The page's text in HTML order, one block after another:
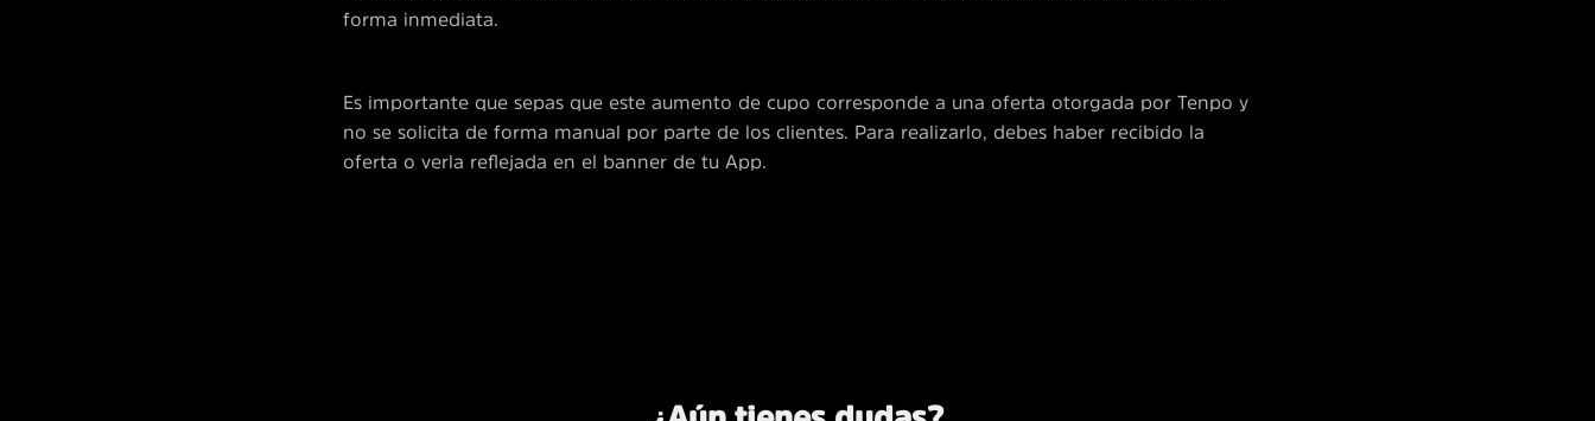
forma inmediata.
Es importante que sepas que este aumento de cupo corresponde a una oferta otorgada por Tenpo y
no se solicita de forma manual por parte de los clientes. Para realizarlo, debes haber recibido la
oferta o verla reflejada en el banner de tu App.